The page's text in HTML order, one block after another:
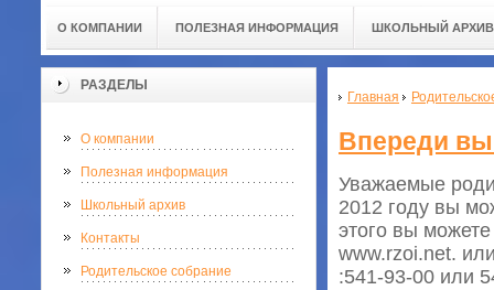
О КОМПАНИИ ПОЛЕЗНАЯ ИНФОРМАЦИЯ ШКОЛЬНЫЙ АРХИВ
РАЗДЕЛЫ
О компании
Полезная информация
Школьный архив
Контакты
Родительское собрание
Главная
Впереди
Уважаемые
2012 году вы
этого вы
www.rzoi.net.
:541-93-00 или